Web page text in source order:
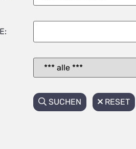
SUCHEN RESET